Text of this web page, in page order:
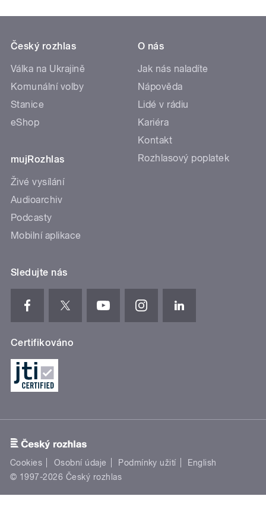
Český rozhlas
Válka na Ukrajině
Komunální volby
Stanice
eShop
mujRozhlas
Živé vysílání
Audioarchiv
Podcasty
Mobilní aplikace
O nás
Jak nás naladíte
Nápověda
Lidé v rádiu
Kariéra
Kontakt
Rozhlasový poplatek
Sledujte nás
Certifikováno
Cookies Osobní údaje Podmínky užití
English
© 1997-2026 Český rozhlas